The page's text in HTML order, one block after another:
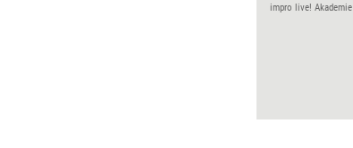
impro live! Akademie